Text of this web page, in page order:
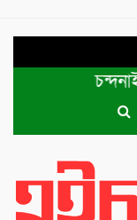
চন্দনাইশে